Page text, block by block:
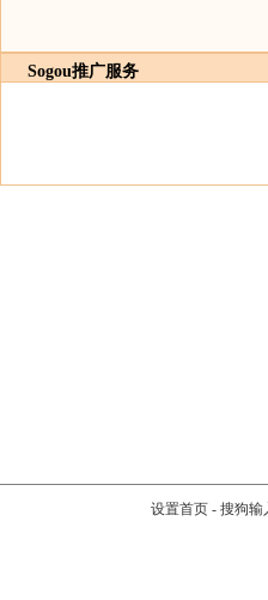
Sogou推广服务
设置首页- 搜狗输